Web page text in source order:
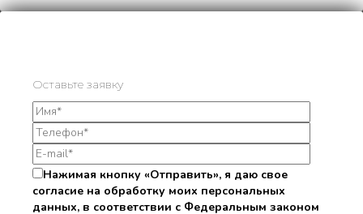
Оставьте заявку
Нажимая кнопку «Отправить», я даю свое
согласие на обработку моих персональных
данных, в соответствии с Федеральным законом